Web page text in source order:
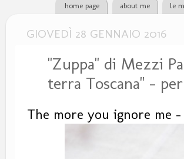
home page about me le
GIOVEDÌ 28 GENNAIO 2016
"Zuppa" di Mezzi
terra Toscana" -
The more you ignore me